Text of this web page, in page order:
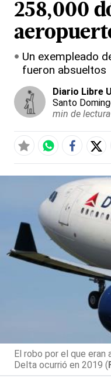
258,000
Un exempleado
fueron absueltos
Diario Libre
Santo
min de lectura
El robo por el que
Delta ocurrió en 2019 (